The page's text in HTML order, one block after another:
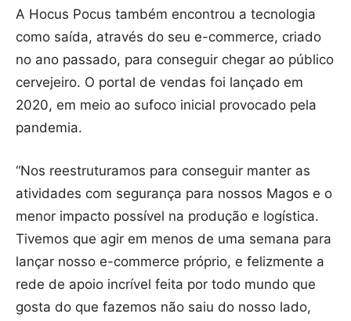
A Hocus Pocus também encontrou a tecnologia
como saída, através do seu e-commerce, criado
no ano passado, para conseguir chegar ao público
cervejeiro. O portal de vendas foi lançado em
2020, em meio ao sufoco inicial provocado pela
pandemia.
“Nos reestruturamos para conseguir manter as
atividades com segurança para nossos Magos e o
menor impacto possível na produção e logística.
Tivemos que agir em menos de uma semana para
lançar nosso e-commerce próprio, e felizmente a
rede de apoio incrível feita por todo mundo que
gosta do que fazemos não saiu do nosso lado,